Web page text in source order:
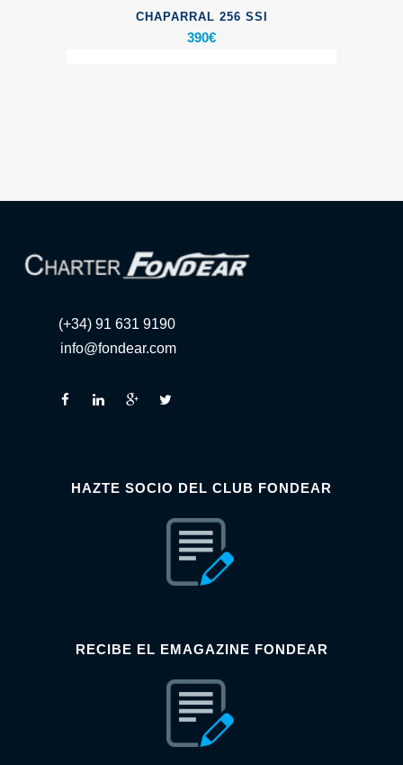
CHAPARRAL 256 SSI
390€
(+34) 91 631 9190
info@fondear.com
HAZTE SOCIO DEL CLUB FONDEAR
RECIBE EL EMAGAZINE FONDEAR